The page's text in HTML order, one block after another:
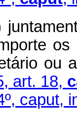
os
ou
art. 18,
caput,